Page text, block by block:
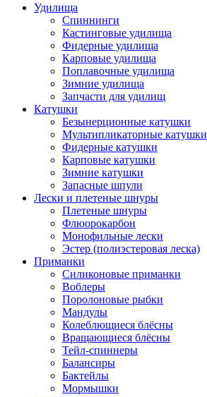
Удилища
Спиннинги
Кастинговые удилища
Фидерные удилища
Карповые удилища
Поплавочные удилища
Зимние удилища
Запчасти для удилищ
Катушки
Безынерционные катушки
Мультипликаторные катушки
Фидерные катушки
Карповые катушки
Зимние катушки
Запасные шпули
Лески и плетеные шнуры
Плетеные шнуры
Флюорокарбон
Монофильные лески
Эстер (полиэстеровая леска)
Приманки
Силиконовые приманки
Воблеры
Поролоновые рыбки
Мандулы
Колеблющиеся блёсны
Вращающиеся блёсны
Тейл-спиннеры
Балансиры
Бактейлы
Мормышки